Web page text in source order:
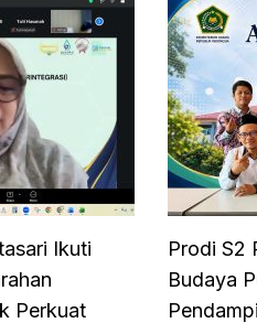
Ikuti
Perkuat
Prodi S2
Budaya